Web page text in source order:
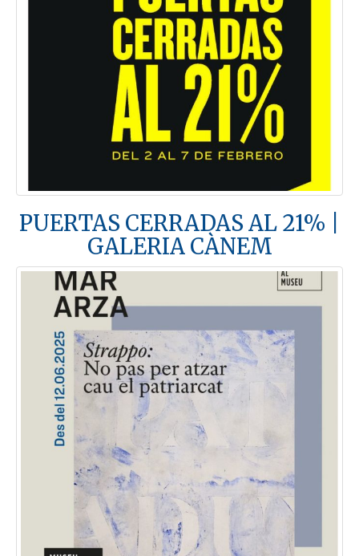
PUERTAS CERRADAS AL 21% |
GALERIA CÀNEM